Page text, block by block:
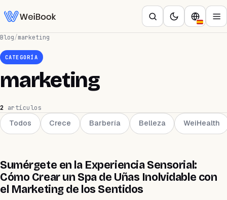
Blog/marketing
CATEGORÍA
marketing
2 artículos
Todos Crece Barbería Belleza WeiHealth
MARKETING
Sumérgete en la Experiencia Sensorial:
Cómo Crear un Spa de Uñas Inolvidable con
el Marketing de los Sentidos